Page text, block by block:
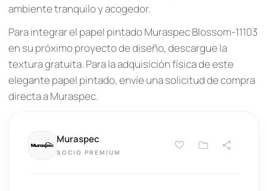
ambiente tranquilo y acogedor.
Para integrar el papel pintado Muraspec Blossom-11103
en su próximo proyecto de diseño, descargue la
textura gratuita. Para la adquisición física de este
elegante papel pintado, envíe una solicitud de compra
directa a Muraspec.
Muraspec
SOCIO PREMIUM